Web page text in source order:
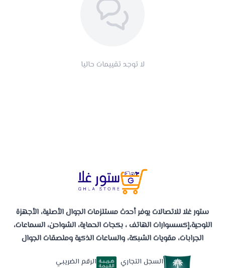
لا توجد تقييمات حاليا
ستور غلا للاتصالات يوفر أحدث مستلزمات الجوال الأصلية، الأجهزة
اللوحية،إكسسوارات الهاتف ، بكجات الحماية، الشواحن، السماعات،
الجرابات، مقويات الشبكة، والساعات الذكية وملصقات الجوال
السجل التجاري
الرقم الضريبي